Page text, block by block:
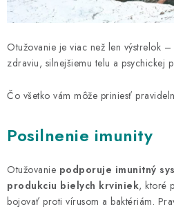
PRE VTÁKY
DARČEKOVÝ POUKAZ
Náš príbeh od začiatku Doprava
Vrátenie, výmena tovaru
Pravidlá
Otužovanie je viac než len výstrelok
zdraviu, silnejšiemu telu a psychickej
Čo všetko vám môže priniesť
Posilnenie imunity
Otužovanie podporuje imunitný
produkciu bielych krviniek, ktoré
bojovať proti vírusom a baktériám.